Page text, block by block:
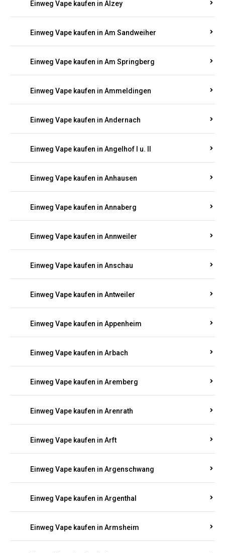
Einweg Vape kaufen in Alzey
Einweg Vape kaufen in Am Sandweiher
Einweg Vape kaufen in Am Springberg
Einweg Vape kaufen in Ammeldingen
Einweg Vape kaufen in Andernach
Einweg Vape kaufen in Angelhof I u. II
Einweg Vape kaufen in Anhausen
Einweg Vape kaufen in Annaberg
Einweg Vape kaufen in Annweiler
Einweg Vape kaufen in Anschau
Einweg Vape kaufen in Antweiler
Einweg Vape kaufen in Appenheim
Einweg Vape kaufen in Arbach
Einweg Vape kaufen in Aremberg
Einweg Vape kaufen in Arenrath
Einweg Vape kaufen in Arft
Einweg Vape kaufen in Argenschwang
Einweg Vape kaufen in Argenthal
Einweg Vape kaufen in Armsheim